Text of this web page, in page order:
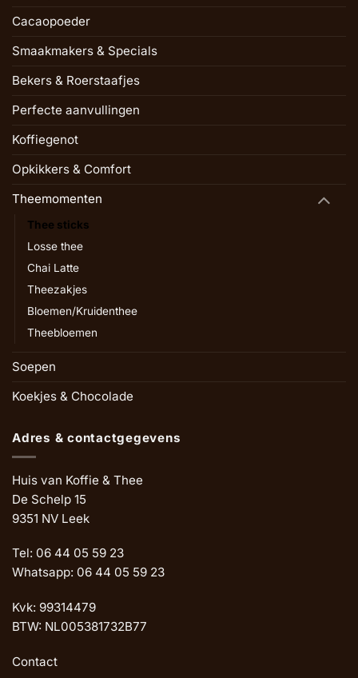
Cacaopoeder
Smaakmakers & Specials
Bekers & Roerstaafjes
Perfecte aanvullingen
Koffiegenot
Opkikkers & Comfort
Theemomenten
Thee sticks
Losse thee
Chai Latte
Theezakjes
Bloemen/Kruidenthee
Theebloemen
Soepen
Koekjes & Chocolade
Adres & contactgegevens
Huis van Koffie & Thee
De Schelp 15
9351 NV Leek
Tel: 06 44 05 59 23
Whatsapp: 06 44 05 59 23
Kvk: 99314479
BTW: NL005381732B77
Contact